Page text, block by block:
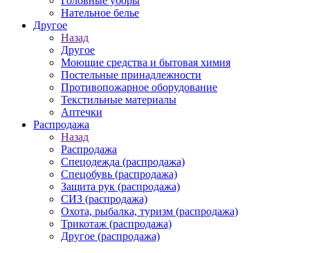
Нательное белье
Другое
Назад
Другое
Моющие средства и бытовая химия
Постельные принадлежности
Противопожарное оборудование
Текстильные материалы
Аптечки
Распродажа
Назад
Распродажа
Спецодежда (распродажа)
Спецобувь (распродажа)
Защита рук (распродажа)
СИЗ (распродажа)
Охота, рыбалка, туризм (распродажа)
Трикотаж (распродажа)
Другое (распродажа)